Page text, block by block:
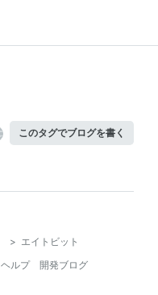
このタグでブログを書く
> エイトビット
ヘルプ
開発ブログ